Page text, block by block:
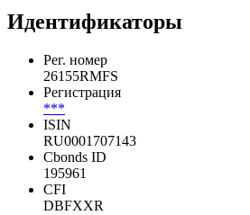
Идентификаторы
Рег. номер
26155RMFS
Регистрация
***
ISIN
RU0001707143
Cbonds ID
195961
CFI
DBFXXR